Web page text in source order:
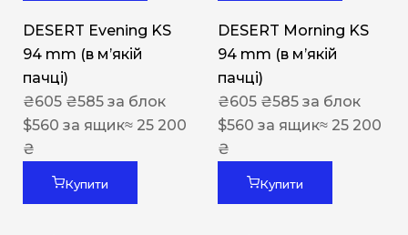
DESERT Evening KS
94 mm (в мʼякій
пачці)
₴605 ₴585 за блок
$560 за ящик≈ 25 200
₴
Купити
DESERT Morning KS
94 mm (в мʼякій
пачці)
₴605 ₴585 за блок
$560 за ящик≈ 25 200
₴
Купити